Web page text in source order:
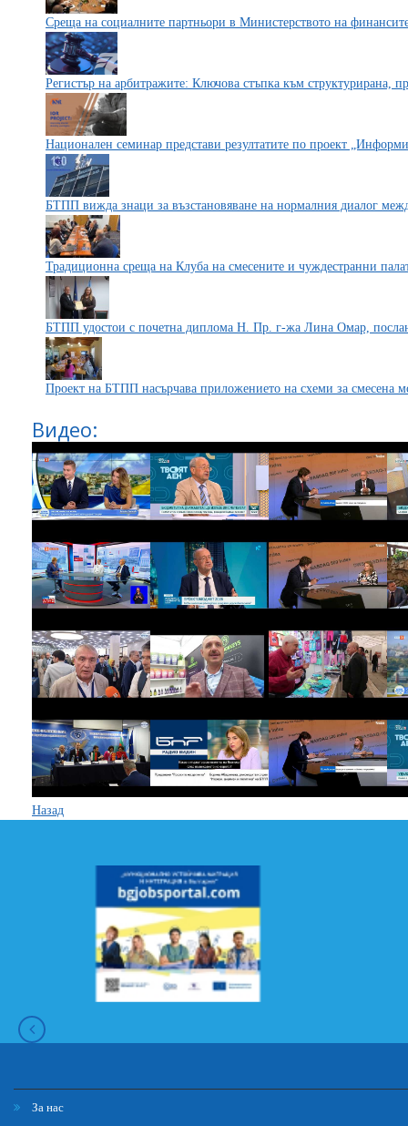
Среща на социалните партньори в Министерството на
Регистър на арбитражите: Ключова стъпка към структурирана,
Национален семинар представи резултатите по проект
БТПП вижда знаци за възстановяване на нормалния диалог
Традиционна среща на Клуба на смесените и чуждестранни
БТПП удостои с почетна диплома Н. Пр. г-жа Лина Омар,
Проект на БТПП насърчава приложението на схеми за смесена
Видео:
Назад
За нас